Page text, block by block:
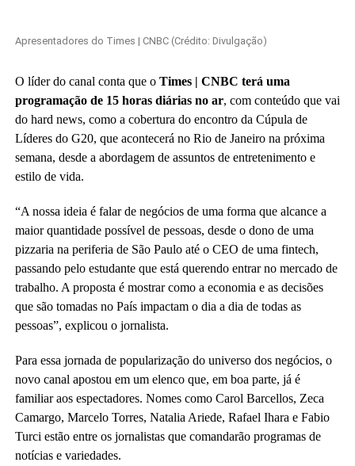
Apresentadores do Times | CNBC (Crédito: Divulgação)
O líder do canal conta que oTimes | CNBC terá uma
programação de 15 horas diárias no ar, com conteúdo que vai
do hard news, como a cobertura do encontro da Cúpula de
Líderes do G20, que acontecerá no Rio de Janeiro na próxima
semana, desde a abordagem de assuntos de entretenimento e
estilo de vida.
“A nossa ideia é falar de negócios de uma forma que alcance a
maior quantidade possível de pessoas, desde o dono de uma
pizzaria na periferia de São Paulo até o CEO de uma fintech,
passando pelo estudante que está querendo entrar no mercado de
trabalho. A proposta é mostrar como a economia e as decisões
que são tomadas no País impactam o dia a dia de todas as
pessoas”, explicou o jornalista.
Para essa jornada de popularização do universo dos negócios, o
novo canal apostou em um elenco que, em boa parte, já é
familiar aos espectadores. Nomes como Carol Barcellos, Zeca
Camargo, Marcelo Torres, Natalia Ariede, Rafael Ihara e Fabio
Turci estão entre os jornalistas que comandarão programas de
notícias e variedades.